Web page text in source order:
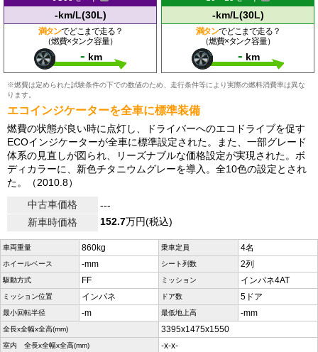
-km/L(30L)
満タンでどこまで走る？
（燃費×タンク容量）
- km
-km/L(30L)
満タンでどこまで走る？
（燃費×タンク容量）
- km
※燃費は定められた試験条件の下での数値のため、走行条件等により実際の燃料消費率は異な
ります。
エコインジケーターを全車に標準装備
燃費の状態が良い時に点灯し、ドライバーへのエコドライブを促す
ECOインジケーターが全車に標準設定された。また、一部グレード
体系の見直しが図られ、リーズナブルな価格設定が実現された。ボ
ディカラーに、新色チタニウムグレーを導入。全10色の設定とされ
た。（2010.8）
中古車価格
---
新車時価格
152.7万円(税込)
車両重量 860kg 乗車定員 4名
ホイールベース -mm シート列数 2列
駆動方式 FF ミッション インパネ4AT
ミッション位置 インパネ ドア数 5ドア
最小回転半径 -m 最低地上高 -mm
全長x全幅x全高(mm) 3395x1475x1550
室内 全長x全幅x全高(mm) -x-x-